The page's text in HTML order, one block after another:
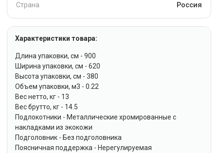
Страна Россия
Характеристики товара:
Длина упаковки, см - 900
Ширина упаковки, см - 620
Высота упаковки, см - 380
Объем упаковки, м3 - 0.22
Вес нетто, кг - 13
Вес брутто, кг - 14.5
Подлокотники - Металлические хромированные с
накладками из экокожи
Подголовник - Без подголовника
Поясничная поддержка - Нерегулируемая